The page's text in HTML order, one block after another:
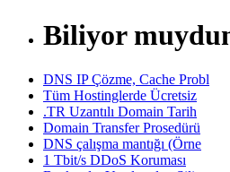
Biliyor
DNS IP Çözme, Cache Probl
Tüm Hostinglerde Ücretsiz
.TR Uzantılı Domain Tarih
Domain Transfer Prosedürü
DNS çalışma mantığı (Örne
1 Tbit/s DDoS Koruması